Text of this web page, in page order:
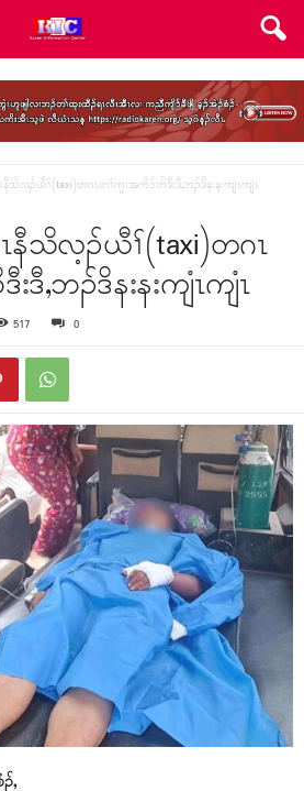
ၤနီသိလ့ၣ်ယီၢ်(taxi)တဂၤတၢ်ကူးအကိၥ်ဘိဒီးဒီ,ဘၣ်ဒိနးနးကျံၤကျံၤ
ၤနီသိလ့ၣ်ယီၢ်(taxi)တဂၤ
,ဘၣ်ဒိနးနးကျံၤကျံၤ
517 0
,